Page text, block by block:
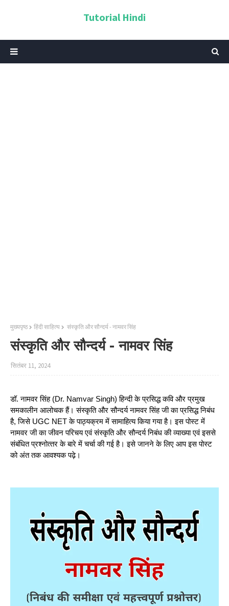
Tutorial Hindi
मुख्यपृष्ठ हिंदी साहित्‍य संस्कृति और सौन्दर्य - नामवर सिंह
संस्कृति और सौन्दर्य - नामवर सिंह
सितंबर 11, 2024
डॉ. नामवर सिंह (Dr. Namvar Singh) हिन्दी के प्रसिद्ध कवि और प्रमुख
समकालीन आलोचक हैं। संस्कृति और सौन्दर्य नामवर सिंह जी का प्रसिद्ध निबंध
है, जिसे UGC NET के पाठ्यक्रम में सामाहित्‍य किया गया है। इस पोस्‍ट में
नामवर जी का जीवन परिचय एवं संस्‍कृति और सौन्‍दर्य निबंध की व्‍याख्‍या एवं इससे
संबंधित प्रश्‍नोत्‍तर के बारे में चर्चा की गई है। इसे जानने के लिए आप इस पोस्‍ट
को अंत तक आवश्‍यक पढ़े।